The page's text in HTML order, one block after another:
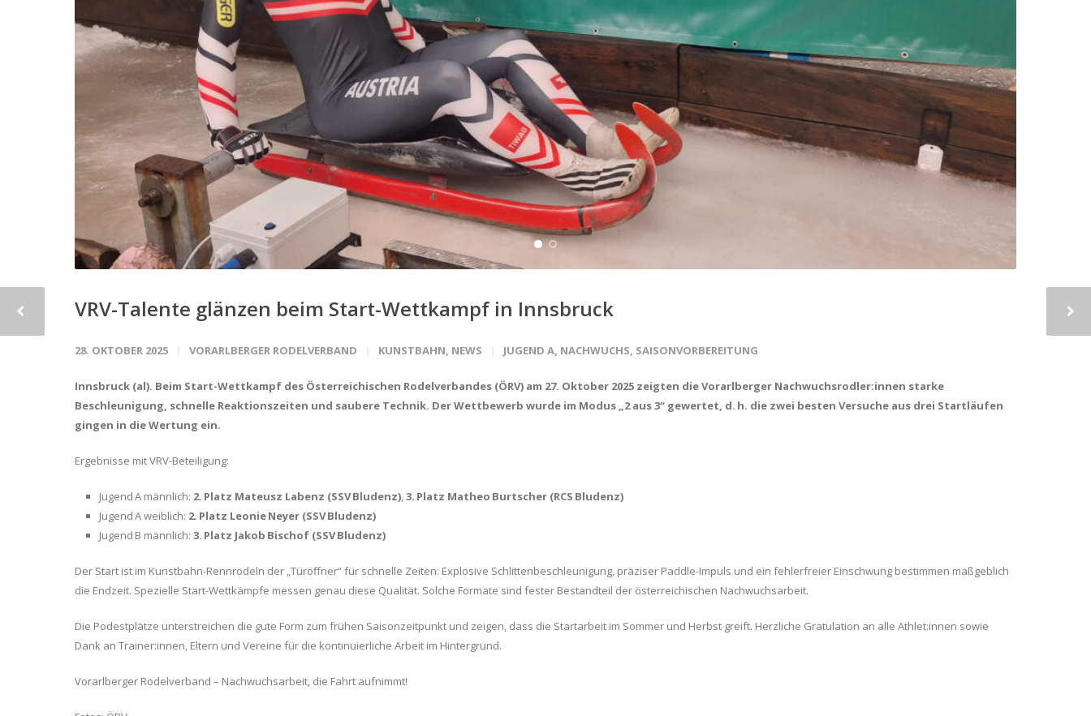
VRV-Talente glänzen beim Start-Wettkampf in Innsbruck
28. OKTOBER 2025 VORARLBERGER RODELVERBAND KUNSTBAHN, NEWS JUGEND A, NACHWUCHS, SAISONVORBEREITUNG
Innsbruck (al). Beim Start-Wettkampf des Österreichischen Rodelverbandes (ÖRV) am 27. Oktober 2025 zeigten die Vorarlberger Nachwuchsrodler:innen starke
Beschleunigung, schnelle Reaktionszeiten und saubere Technik. Der Wettbewerb wurde im Modus „2 aus 3“ gewertet, d. h. die zwei besten Versuche aus drei Startläufen
gingen in die Wertung ein.
Ergebnisse mit VRV-Beteiligung:
Jugend A männlich: 2. Platz Mateusz Labenz (SSV Bludenz),3. Platz Matheo Burtscher (RCS Bludenz)
Jugend A weiblich: 2. Platz Leonie Neyer (SSV Bludenz)
Jugend B männlich: 3. Platz Jakob Bischof (SSV Bludenz)
Der Start ist im Kunstbahn-Rennrodeln der „Türöffner“ für schnelle Zeiten: Explosive Schlittenbeschleunigung, präziser Paddle-Impuls und ein fehlerfreier Einschwung bestimmen maßgeblich
die Endzeit. Spezielle Start-Wettkämpfe messen genau diese Qualität. Solche Formate sind fester Bestandteil der österreichischen Nachwuchsarbeit.
Die Podestplätze unterstreichen die gute Form zum frühen Saisonzeitpunkt und zeigen, dass die Startarbeit im Sommer und Herbst greift. Herzliche Gratulation an alle Athlet:innen sowie
Dank an Trainer:innen, Eltern und Vereine für die kontinuierliche Arbeit im Hintergrund.
Vorarlberger Rodelverband – Nachwuchsarbeit, die Fahrt aufnimmt!